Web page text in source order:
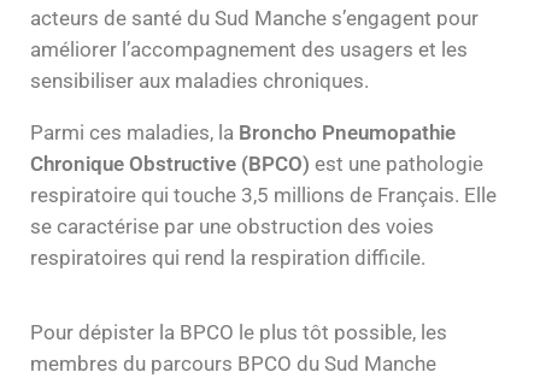
acteurs de santé du Sud Manche s’engagent pour
améliorer l’accompagnement des usagers et les
sensibiliser aux maladies chroniques.
Parmi ces maladies, la Broncho Pneumopathie
Chronique Obstructive (BPCO) est une pathologie
respiratoire qui touche 3,5 millions de Français. Elle
se caractérise par une obstruction des voies
respiratoires qui rend la respiration difficile.
Pour dépister la BPCO le plus tôt possible, les
membres du parcours BPCO du Sud Manche